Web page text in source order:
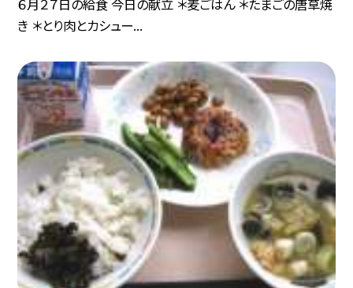
６月２７日の給食 今日の献立 ＊麦ごはん ＊たまごの唐草焼
き ＊とり肉とカシュー...